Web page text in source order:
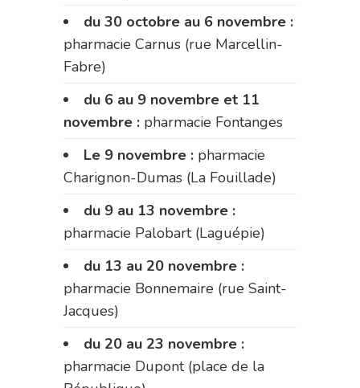
du 30 octobre au 6 novembre :
pharmacie Carnus (rue Marcellin-
Fabre)
du 6 au 9 novembre et 11
novembre : pharmacie Fontanges
Le 9 novembre : pharmacie
Charignon-Dumas (La Fouillade)
du 9 au 13 novembre :
pharmacie Palobart (Laguépie)
du 13 au 20 novembre :
pharmacie Bonnemaire (rue Saint-
Jacques)
du 20 au 23 novembre :
pharmacie Dupont (place de la